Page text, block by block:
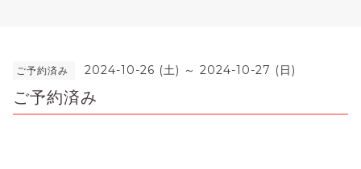
ご予約済み 2024-10-26 (土) ～ 2024-10-27 (日)
ご予約済み